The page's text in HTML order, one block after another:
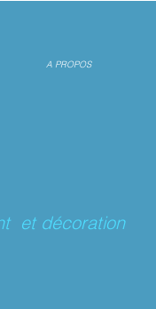
A PROPOS
et décoration